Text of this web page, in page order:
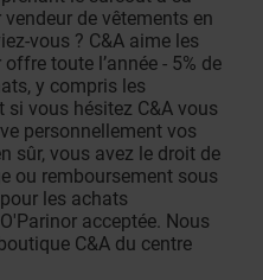
vendeur de vêtements en
vous ? C&A aime les
toute l’année - 5% de
y compris les
vous hésitez C&A vous
personnellement vos
sûr, vous avez le droit de
ou remboursement sous
les achats
acceptée. Nous
C&A du centre